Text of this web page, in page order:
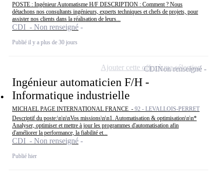
POSTE : Ingénieur Automatisme H/F DESCRIPTION : Comment ? Nous
détachons nos consultants ingénieurs, experts techniques et chefs de projets, pour
assister nos clients dans la réalisation de leurs...
CDI - Non renseigné
Publié il y a plus de 30 jours
Ingénieur automaticien F/H -
Informatique industrielle
MICHAEL PAGE INTERNATIONAL FRANCE - 92 - LEVALLOIS-PERRET
Descriptif du poste:\n\n\nVos missions\n\n1. Automatisation & optimisation\n\n*
Analyser, optimiser et mettre à jour les programmes d'automatisation afin
d'améliorer la performance, la fiabilité et...
CDI - Non renseigné
Publié hier
CDINon renseigné
Ajouter cette offre à ma sélection